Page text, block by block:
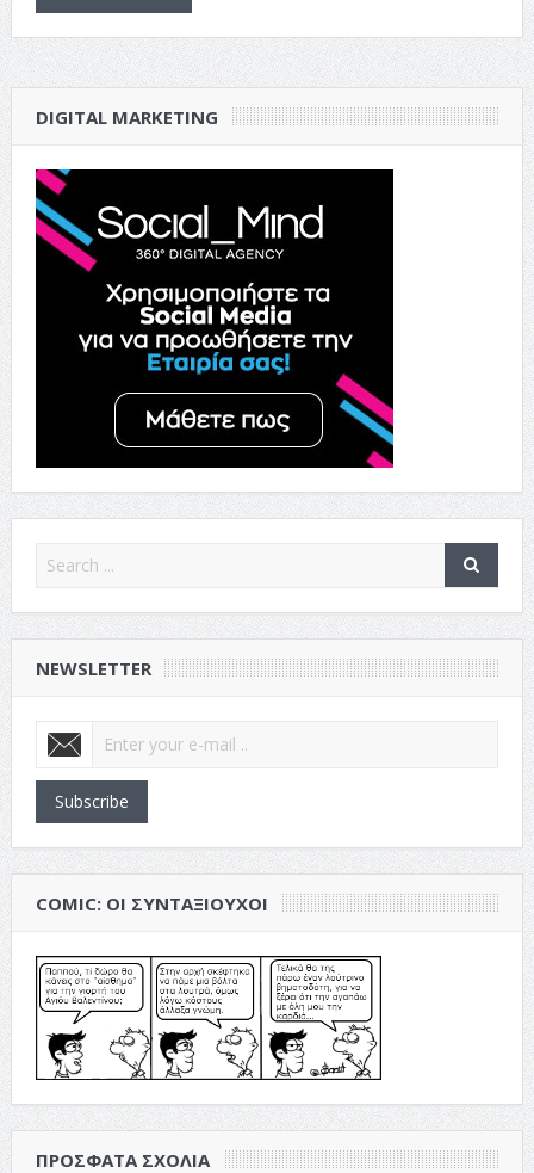
DIGITAL MARKETING
NEWSLETTER
Subscribe
COMIC: ΟΙ ΣΥΝΤΑΞΙΟΎΧΟΙ
ΠΡΌΣΦΑΤΑ ΣΧΌΛΙΑ